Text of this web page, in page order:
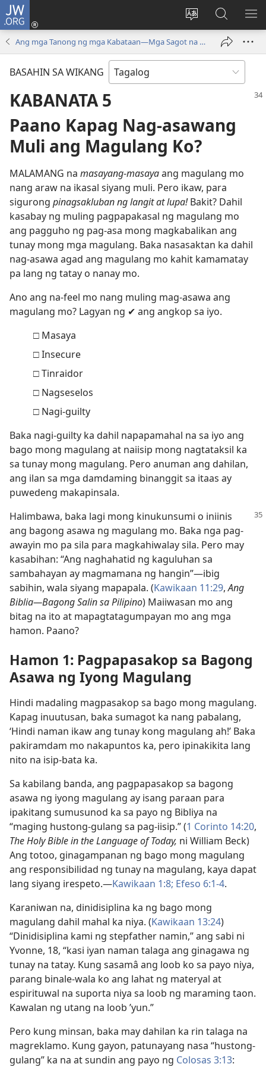
JW.ORG
Baguhin
ng
Mag-
log
(may
bubukas
sa
JW.ORG
Ang mga Tanong ng mga Kabataan—Mga Sagot na Lumulutas, Tomo 1
BASAHIN SA WIKANG
KABANATA 5
Paano Kapag Nag-asawang
Muli ang Magulang Ko?
MALAMANG na masayang-masayaang magulang mo
nang araw na ikasal siyang muli. Pero ikaw, para
sigurong pinagsakluban ng langit at lupa!Bakit? Dahil
kasabay ng muling pagpapakasal ng magulang mo
ang pagguho ng pag-asa mong magkabalikan ang
tunay mong mga magulang. Baka nasasaktan ka dahil
nag-asawa agad ang magulang mo kahit kamamatay
pa lang ng tatay o nanay mo.
Ano ang na-feel mo nang muling mag-asawa ang
magulang mo? Lagyan ng ✔ ang angkop sa iyo.
□ Masaya
□ Insecure
□ Tinraidor
□ Nagseselos
□ Nagi-guilty
Baka nagi-guilty ka dahil napapamahal na sa iyo ang
bago mong magulang at naiisip mong nagtataksil ka
sa tunay mong magulang. Pero anuman ang dahilan,
ang ilan sa mga damdaming binanggit sa itaas ay
puwedeng makapinsala.
Halimbawa, baka lagi mong kinukunsumi o iniinis
ang bagong asawa ng magulang mo. Baka nga pag-
awayin mo pa sila para magkahiwalay sila. Pero may
kasabihan: “Ang naghahatid ng kaguluhan sa
sambahayan ay magmamana ng hangin”​—ibig
sabihin, wala siyang mapapala. (Kawikaan 11:29,Ang
Biblia​—Bagong Salin sa Pilipino) Maiiwasan mo ang
bitag na ito at mapagtatagumpayan mo ang mga
hamon. Paano?
Hamon 1: Pagpapasakop sa Bagong
Asawa ng Iyong Magulang
Hindi madaling magpasakop sa bago mong magulang.
Kapag inuutusan, baka sumagot ka nang pabalang,
‘Hindi naman ikaw ang tunay kong magulang ah!’ Baka
pakiramdam mo nakapuntos ka, pero ipinakikita lang
nito na isip-bata ka.
Sa kabilang banda, ang pagpapasakop sa bagong
asawa ng iyong magulang ay isang paraan para
ipakitang sumusunod ka sa payo ng Bibliya na
“maging hustong-gulang sa pag-iisip.” (1 Corinto 14:20,
The Holy Bible in the Language of Today, ni William Beck)
Ang totoo, ginagampanan ng bago mong magulang
ang responsibilidad ng tunay na magulang, kaya dapat
lang siyang irespeto.​—Kawikaan 1:8; Efeso 6:1-4.
Karaniwan na, dinidisiplina ka ng bago mong
magulang dahil mahal ka niya. (Kawikaan 13:24)
“Dinidisiplina kami ng stepfather namin,” ang sabi ni
Yvonne, 18, “kasi iyan naman talaga ang ginagawa ng
tunay na tatay. Kung sasamâ ang loob ko sa payo niya,
parang binale-wala ko ang lahat ng materyal at
espirituwal na suporta niya sa loob ng maraming taon.
Kawalan ng utang na loob ’yun.”
Pero kung minsan, baka may dahilan ka rin talaga na
magreklamo. Kung gayon, patunayang nasa “hustong-
gulang” ka na at sundin ang payo ng Colosas 3:13: